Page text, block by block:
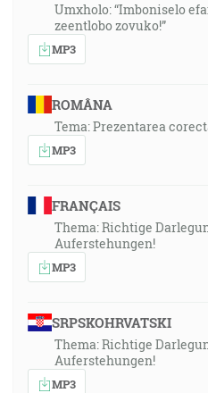
Umxholo: “Imboniselo
zeentlobo zovuko!”
MP3
ROMÂNA
Tema: Prezentarea
MP3
FRANÇAIS
Thema: Richtige
Auferstehungen!
MP3
SRPSKOHRVATSKI
Thema: Richtige
Auferstehungen!
MP3